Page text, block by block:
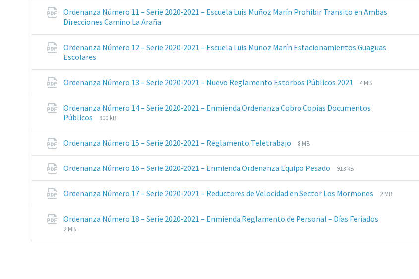
Ordenanza Número 11 – Serie 2020-2021 – Escuela Luis Muñoz Marín Prohibir Transito en Ambas
Direcciones Camino La Araña
pdf
Ordenanza Número 12 – Serie 2020-2021 – Escuela Luis Muñoz Marín Estacionamientos Guaguas
Escolares
pdf
Ordenanza Número 13 – Serie 2020-2021 – Nuevo Reglamento Estorbos Públicos 2021
Extensiones
pdf
Tamaño
4 MB
Ordenanza Número 14 – Serie 2020-2021 – Enmienda Ordenanza Cobro Copias Documentos
Públicos
Extensiones
pdf
Tamaño
archive:
900 kB
Ordenanza Número 15 – Serie 2020-2021 – Reglamento Teletrabajo
Extensiones
pdf
Tamaño
8 MB
Ordenanza Número 16 – Serie 2020-2021 – Enmienda Ordenanza Equipo Pesado
Extensiones
pdf
Tamaño
913 kB
Ordenanza Número 17 – Serie 2020-2021 – Reductores de Velocidad en Sector Los Mormones
Extensiones
Tamaño
2 MB
Ordenanza Número 18 – Serie 2020-2021 – Enmienda Reglamento de Personal – Días Feriados
2 MB